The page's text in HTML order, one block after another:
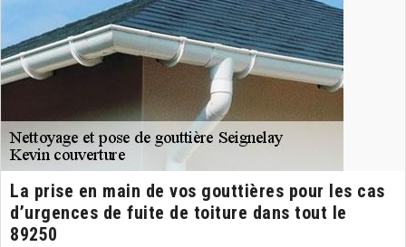
La prise en main de vos gouttières pour les cas
d’urgences de fuite de toiture dans tout le
89250